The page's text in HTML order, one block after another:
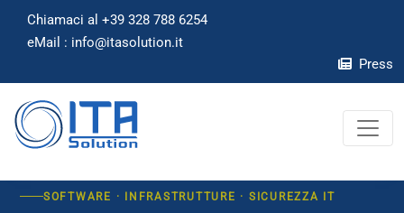
Chiamaci al +39 328 788 6254
eMail : info@itasolution.it
Press
SOFTWARE · INFRASTRUTTURE · SICUREZZA IT